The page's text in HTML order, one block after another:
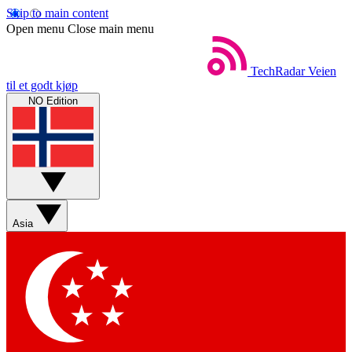
Skip to main content
Open menu Close main menu
TechRadar Veien
til et godt kjøp
NO Edition
Asia